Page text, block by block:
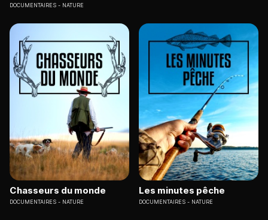
DOCUMENTAIRES NATURE
Chasseurs du monde
DOCUMENTAIRES NATURE
Les minutes pêche
DOCUMENTAIRES NATURE